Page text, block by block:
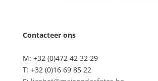
Contacteer ons
M: +32 (0)472 42 32 29
T: +32 (0)16 69 85 22